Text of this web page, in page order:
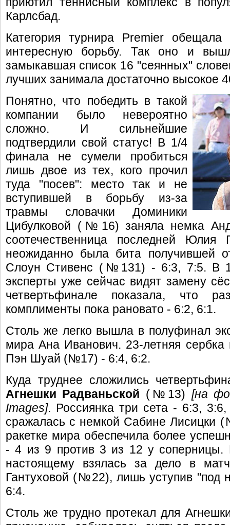
Карлсбад.
Категория турнира Premier
интересную борьбу. Так оно и
замыкавшая список 16 "сеянных"
лучших занимала достаточно высокое
Понятно, что победить в такой
компании было невероятно
сложно. И сильнейшие
подтвердили свой статус! В 1/4
финала не сумели пробиться
лишь двое из тех, кого прочил
туда "посев": место так и не
вступившей в борьбу из-за
травмы словачки Доминики
Цибулковой (№16) заняла немка
соотечественница последней
неожиданно была бита получившей
Слоун Стивенс (№131) - 6:3, 7:5. В
эксперты уже сейчас видят замену
четвертьфинале показала, что
комплименты пока рановато - 6:2, 6:1.
Столь же легко вышла в полуфинал
мира Ана Иванович. 23-летняя сербка
Пэн Шуай (№17) - 6:4, 6:2.
Куда труднее сложились
Агнешки Радваньской (№13) [на
Images]. Россиянка три сета - 6:3,
сражалась с немкой Сабине Лисицки
ракетке мира обеспечила более
- 4 из 9 против 3 из 12 у соперницы.
настоящему взялась за дело в
Гантуховой (№22), лишь уступив "под
6:4.
Столь же трудно протекал для